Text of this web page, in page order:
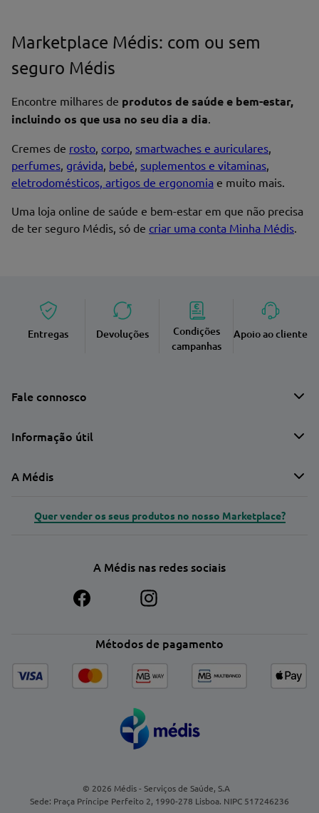
Marketplace Médis: com ou sem
seguro Médis
Encontre milhares de produtos de saúde e bem-estar,
incluindo os que usa no seu dia a dia.
Cremes de rosto, corpo, smartwaches e auriculares,
perfumes, grávida, bebé, suplementos e vitaminas,
eletrodomésticos, artigos de ergonomia e muito mais.
Uma loja online de saúde e bem-estar em que não precisa
de ter seguro Médis, só de criar uma conta Minha Médis.
Entregas Devoluções
Condições
campanhas
Apoio ao cliente
Fale connosco
Informação útil
A Médis
Quer vender os seus produtos no nosso Marketplace?
A Médis nas redes sociais
Métodos de pagamento
© 2026 Médis - Serviços de Saúde, S.A
Sede: Praça Príncipe Perfeito 2, 1990-278 Lisboa. NIPC 517246236